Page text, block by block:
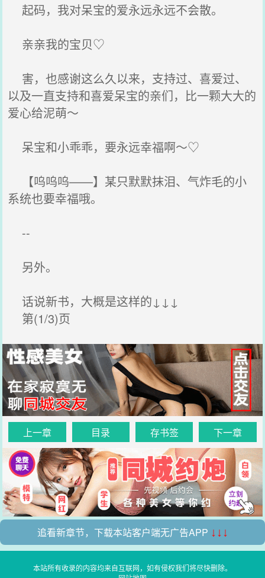
起码，我对呆宝的爱永远永远不会散。
亲亲我的宝贝♡
害，也感谢这么久以来，支持过、喜爱过、
以及一直支持和喜爱呆宝的亲们，比一颗大大的
爱心给泥萌～
呆宝和小乖乖，要永远幸福啊～♡
【呜呜呜——】某只默默抹泪、气炸毛的小
系统也要幸福哦。
--
另外。
话说新书，大概是这样的↓↓↓
第(1/3)页
上一章 目录 存书签 下一章
追看新章节，下载本站客户端无广告APP ↓↓↓
本站所有收录的内容均来自互联网，如有侵权我们将尽快删除。